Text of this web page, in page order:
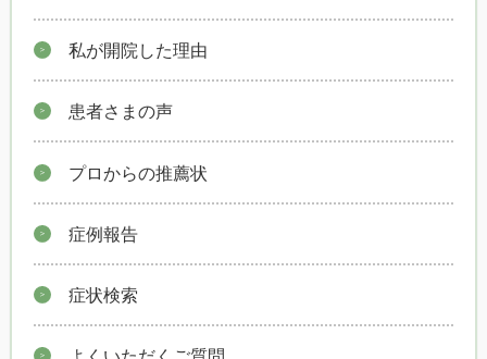
私が開院した理由
患者さまの声
プロからの推薦状
症例報告
症状検索